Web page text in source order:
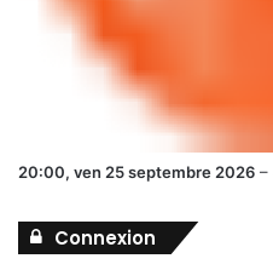
20:00, ven 25 septembre 2026 –
Connexion